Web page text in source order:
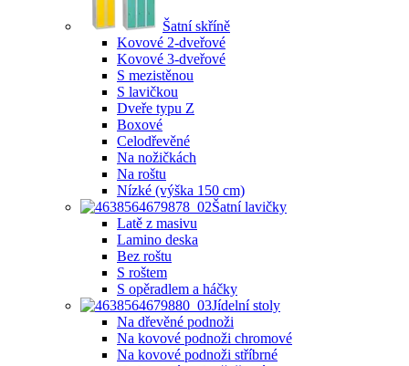
Šatní skříně
Kovové 2-dveřové
Kovové 3-dveřové
S mezistěnou
S lavičkou
Dveře typu Z
Boxové
Celodřevěné
Na nožičkách
Na roštu
Nízké (výška 150 cm)
Šatní lavičky
Latě z masivu
Lamino deska
Bez roštu
S roštem
S opěradlem a háčky
Jídelní stoly
Na dřevěné podnoži
Na kovové podnoži chromové
Na kovové podnoži stříbrné